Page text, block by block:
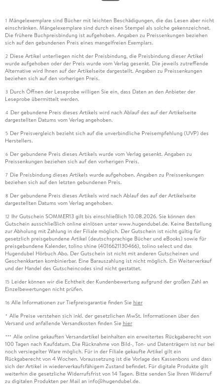
1 Mängelexemplare sind Bücher mit leichten Beschädigungen, die das Lesen aber nicht
einschränken. Mängelexemplare sind durch einen Stempel als solche gekennzeichnet.
Die frühere Buchpreisbindung ist aufgehoben. Angaben zu Preissenkungen beziehen
sich auf den gebundenen Preis eines mangelfreien Exemplars.
2 Diese Artikel unterliegen nicht der Preisbindung, die Preisbindung dieser Artikel
wurde aufgehoben oder der Preis wurde vom Verlag gesenkt. Die jeweils zutreffende
Alternative wird Ihnen auf der Artikelseite dargestellt. Angaben zu Preissenkungen
beziehen sich auf den vorherigen Preis.
3 Durch Öffnen der Leseprobe willigen Sie ein, dass Daten an den Anbieter der
Leseprobe übermittelt werden.
4 Der gebundene Preis dieses Artikels wird nach Ablauf des auf der Artikelseite
dargestellten Datums vom Verlag angehoben.
5 Der Preisvergleich bezieht sich auf die unverbindliche Preisempfehlung (UVP) des
Herstellers.
6 Der gebundene Preis dieses Artikels wurde vom Verlag gesenkt. Angaben zu
Preissenkungen beziehen sich auf den vorherigen Preis.
7 Die Preisbindung dieses Artikels wurde aufgehoben. Angaben zu Preissenkungen
beziehen sich auf den letzten gebundenen Preis.
8 Der gebundene Preis dieses Artikels wird nach Ablauf des auf der Artikelseite
dargestellten Datums vom Verlag angehoben.
12 Ihr Gutschein SOMMER13 gilt bis einschließlich 10.08.2026. Sie können den
Gutschein ausschließlich online einlösen unter www.hugendubel.de. Keine Bestellung
zur Abholung mit Zahlung in der Filiale möglich. Der Gutschein ist nicht gültig für
gesetzlich preisgebundene Artikel (deutschsprachige Bücher und eBooks) sowie für
preisgebundene Kalender, tolino shine (4016621130466), tolino select und das
Hugendubel Hörbuch Abo. Der Gutschein ist nicht mit anderen Gutscheinen und
Geschenkkarten kombinierbar. Eine Barauszahlung ist nicht möglich. Ein Weiterverkauf
und der Handel des Gutscheincodes sind nicht gestattet.
15 Leider können wir die Echtheit der Kundenbewertung aufgrund der großen Zahl an
Einzelbewertungen nicht prüfen.
16 Alle Informationen zur Tiefpreisgarantie finden Sie hier
* Alle Preise verstehen sich inkl. der gesetzlichen MwSt. Informationen über den
Versand und anfallende Versandkosten finden Sie hier
*** Alle online gekauften Versandartikel beinhalten ein erweitertes Rückgaberecht von
100 Tagen nach Kaufdatum. Die Rücknahme von Bild-, Ton- und Datenträgern ist nur bei
noch versiegelter Ware möglich. Für in der Filiale gekaufte Artikel gilt ein
Rückgaberecht von 4 Wochen. Voraussetzung ist die Vorlage des Kassenbons und dass
sich der Artikel in wiederverkaufsfähigem Zustand befindet. Für digitale Produkte gilt
weiterhin die gesetzliche Widerrufsfrist von 14 Tagen. Bitte senden Sie Ihren Widerruf
zu digitalen Produkten per Mail an info@hugendubel.de.